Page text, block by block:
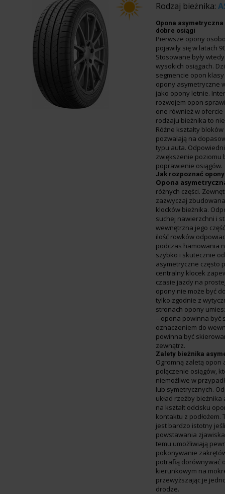
Rodzaj bieżnika:
Opona
dobre osiągi
Pierwsze opony
pojawiły się w latach
Stosowane były
wysokich osiągach.
segmencie opon
opony asymetryczne
jako opony letnie.
rozwojem opon
one również w ofercie
rodzaju bieżnika to
Różne kształty
pozwalają na
typu auta.
zwiększenie poziomu
poprawienie osiągów.
Jak rozpoznać
Opona
różnych części.
zazwyczaj
klocków bieżnika.
suchej nawierzchni i
wewnętrzna jego
ilość rowków
podczas hamowania
szybko i skutecznie
asymetryczne często
centralny klocek
czasie jazdy na
opony nie może być
tylko zgodnie z
stronach opony
– opona powinna być
oznaczeniem do
powinna być
zewnątrz.
Zalety bieżnika
Ogromną zaletą opon
połączenie osiągów,
niemożliwe w
lub symetrycznych.
układ rzeźby
na kształt odcisku
kontaktu z podłożem.
jest bardzo istotny
powstawania
temu umożliwiają
pokonywanie
potrafią dorównywać
kierunkowym na
przewyższając je
drodze.